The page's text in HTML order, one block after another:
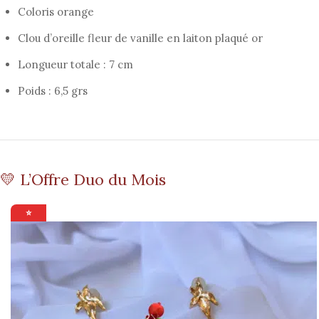
Coloris orange
Clou d’oreille fleur de vanille en laiton plaqué or
Longueur totale : 7 cm
Poids : 6,5 grs
💛 L’Offre Duo du Mois
⭐